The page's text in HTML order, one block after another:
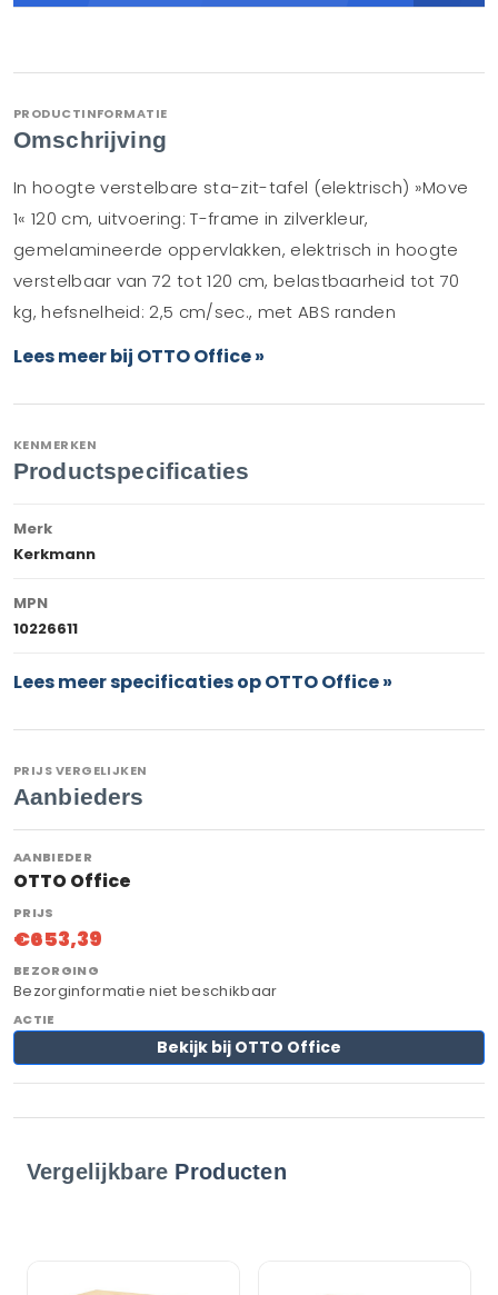
PRODUCTINFORMATIE
Omschrijving
In hoogte verstelbare sta-zit-tafel (elektrisch) »Move
1« 120 cm, uitvoering: T-frame in zilverkleur,
gemelamineerde oppervlakken, elektrisch in hoogte
verstelbaar van 72 tot 120 cm, belastbaarheid tot 70
kg, hefsnelheid: 2,5 cm/sec., met ABS randen
Lees meer bij OTTO Office »
KENMERKEN
Productspecificaties
Merk
Kerkmann
MPN
10226611
Lees meer specificaties op OTTO Office »
PRIJS VERGELIJKEN
Aanbieders
OTTO Office
€653,39
Bezorginformatie niet beschikbaar
Bekijk bij OTTO Office
Vergelijkbare Producten